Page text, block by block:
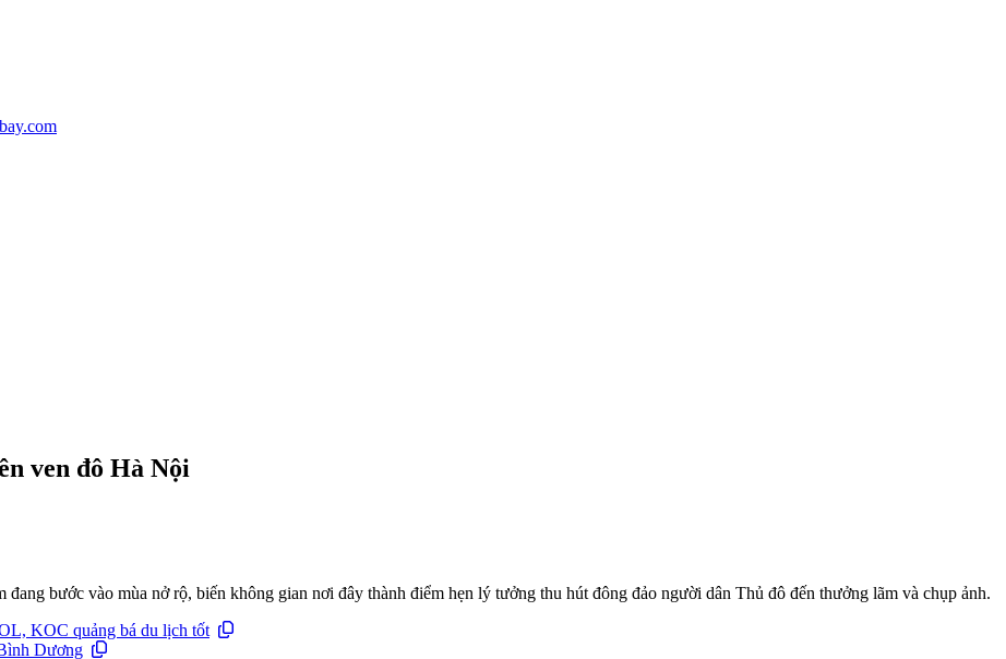
ven đô Hà Nội
bước vào mùa nở rộ, biến không gian nơi đây thành điểm hẹn lý tưởng thu hút đông đảo người dân Thủ đô đến thưởng lãm và chụp ảnh.
KOC quảng bá du lịch tốt
Dương